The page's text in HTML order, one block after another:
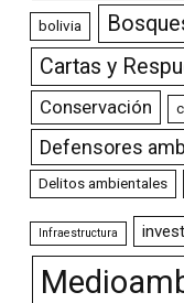
bolivia
Cartas y
Conservación
Defensores
Delitos ambientales
Infraestructura